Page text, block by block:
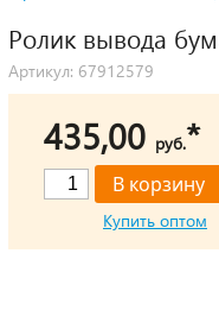
Ролик вывода
Артикул: 67912579
435,00 руб.*
Купить оптом